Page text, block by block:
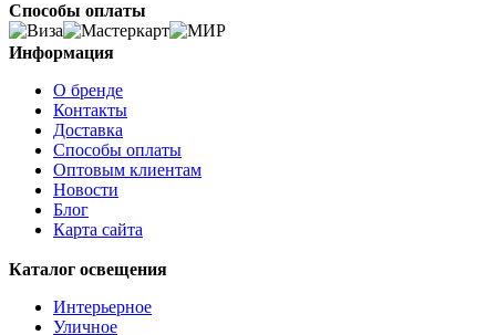
Способы оплаты
Информация
О бренде
Контакты
Доставка
Способы оплаты
Оптовым клиентам
Новости
Блог
Карта сайта
Каталог освещения
Интерьерное
Уличное